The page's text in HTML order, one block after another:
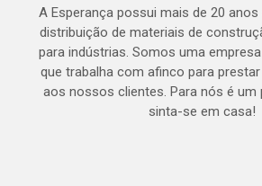
A Esperança possui mais de 20 anos
distribuição de materiais de
para indústrias. Somos uma
que trabalha com afinco para
aos nossos clientes. Para nós é um
sinta-se em casa!